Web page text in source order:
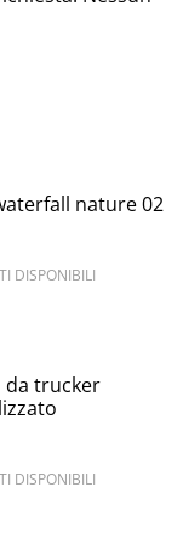
nature 02
DISPONIBILI
da trucker
DISPONIBILI